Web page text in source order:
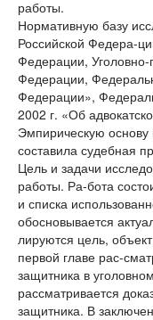
работы.
Нормативную базу
Российской Федера-
Федерации, Уголовно-
Федерации,
Федерации»,
2002 г. «Об
Эмпирическую основу
составила судебная
Цель и задачи
работы. Ра-бота
и списка
обосновывается
лируются цель,
первой главе рас-
защитника в
рассматривается
защитника. В